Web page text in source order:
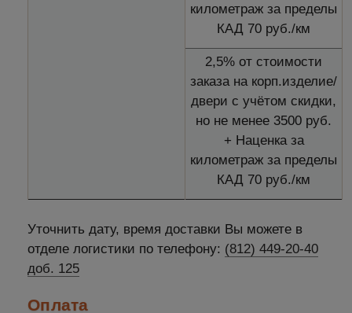
километраж за пределы
КАД 70 руб./км
2,5% от стоимости
заказа на корп.изделие/
двери с учётом скидки,
но не менее 3500 руб.
+ Наценка за
километраж за пределы
КАД 70 руб./км
Уточнить дату, время доставки Вы можете в
отделе логистики по телефону: (812) 449-20-40
доб. 125
Оплата